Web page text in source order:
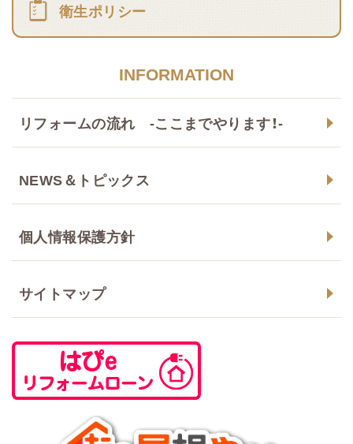
衛生ポリシー
INFORMATION
リフォームの流れ -ここまでやります！-
NEWS＆トピックス
個人情報保護方針
サイトマップ